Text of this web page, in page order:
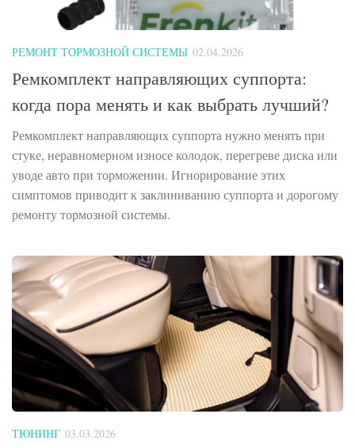
РЕМОНТ ТОРМОЗНОЙ СИСТЕМЫ 02.04.2026
Ремкомплект направляющих суппорта:
когда пора менять и как выбрать лучший?
Ремкомплект направляющих суппорта нужно менять при
стуке, неравномерном износе колодок, перегреве диска или
уводе авто при торможении. Игнорирование этих
симптомов приводит к заклиниванию суппорта и дорогому
ремонту тормозной системы.
ТЮНИНГ 03.03.2026